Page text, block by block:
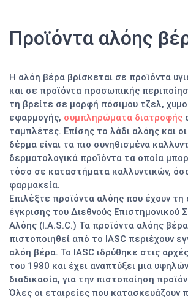
Προϊόντα αλόης
Η αλόη βέρα βρίσκεται σε προϊόντα
και σε προϊόντα προσωπικής
τη βρείτε σε μορφή πόσιμου τζελ,
εφαρμογής, συμπληρώματα διατροφής
ταμπλέτες. Επίσης το λάδι αλόης και οι
δέρμα είναι τα πιο συνηθισμένα
δερματολογικά προϊόντα τα οποία
τόσο σε καταστήματα καλλυντικών,
φαρμακεία.
Επιλέξτε προϊόντα αλόης που έχουν τη
έγκρισης του Διεθνούς Επιστημονικού
Αλόης (I.A.S.C.) Τα προϊόντα αλόης
πιστοποιηθεί από το IASC περιέχουν
αλόη βέρα. Το IASC ιδρύθηκε στις
του 1980 και έχει αναπτύξει μια
διαδικασία, για την πιστοποίηση
Όλες οι εταιρείες που κατασκευάζουν